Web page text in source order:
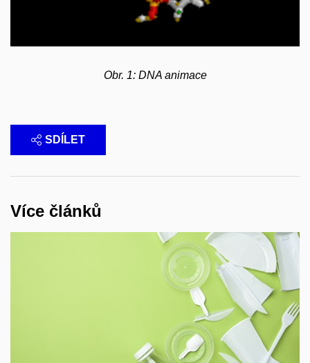
Obr. 1: DNA animace
SDÍLET
Více článků